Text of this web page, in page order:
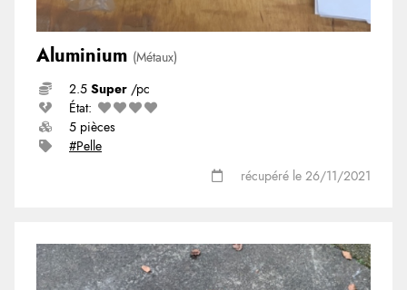
Aluminium (Métaux)
2.5 Super /pc
État:
5 pièces
#Pelle
récupéré le 26/11/2021